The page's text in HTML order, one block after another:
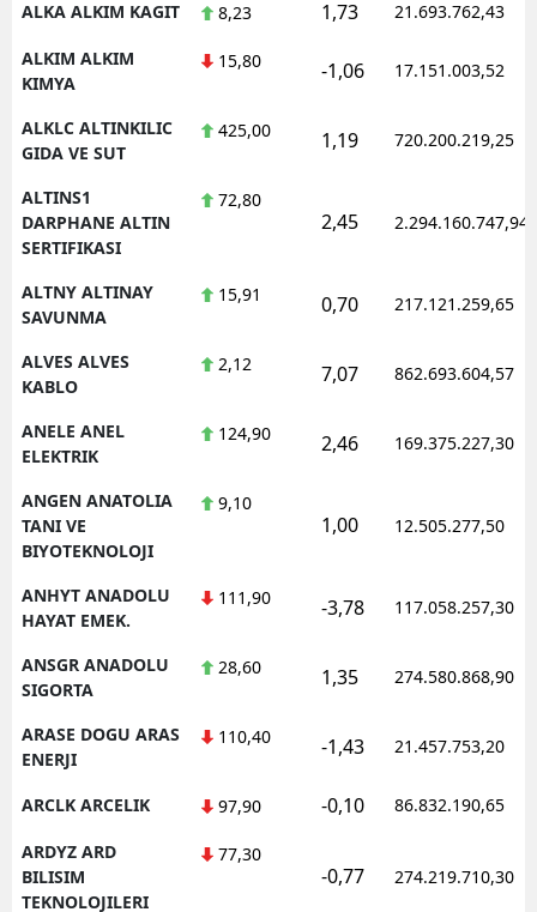
ALKA ALKIM KAGIT 8,23 1,73 21.693.762,43
ALKIM ALKIM
KIMYA
15,80 -1,06 17.151.003,52
ALKLC ALTINKILIC
GIDA VE SUT
425,00 1,19 720.200.219,25
ALTINS1
DARPHANE ALTIN
SERTIFIKASI
72,80
2,45 2.294.160.747,94
ALTNY ALTINAY
SAVUNMA
15,91 0,70 217.121.259,65
ALVES ALVES
KABLO
2,12 7,07 862.693.604,57
ANELE ANEL
ELEKTRIK
124,90 2,46 169.375.227,30
ANGEN ANATOLIA
TANI VE
BIYOTEKNOLOJI
9,10
1,00 12.505.277,50
ANHYT ANADOLU
HAYAT EMEK.
111,90 -3,78 117.058.257,30
ANSGR ANADOLU
SIGORTA
28,60 1,35 274.580.868,90
ARASE DOGU ARAS
ENERJI
110,40 -1,43 21.457.753,20
ARCLK ARCELIK 97,90 -0,10 86.832.190,65
ARDYZ ARD
BILISIM
TEKNOLOJILERI
77,30
-0,77 274.219.710,30